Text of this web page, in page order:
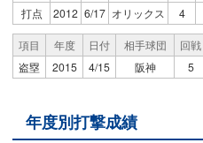
打点 2012 6/17 オリックス 4
項目 年度 日付 相手球団 回戦
盗塁
2015 4/15 阪神 5
年度別打撃成績